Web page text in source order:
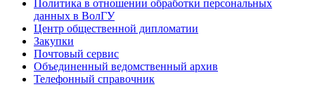
Политика в отношении обработки персональных
данных в ВолГУ
Центр общественной дипломатии
Закупки
Почтовый сервис
Объединенный ведомственный архив
Телефонный справочник